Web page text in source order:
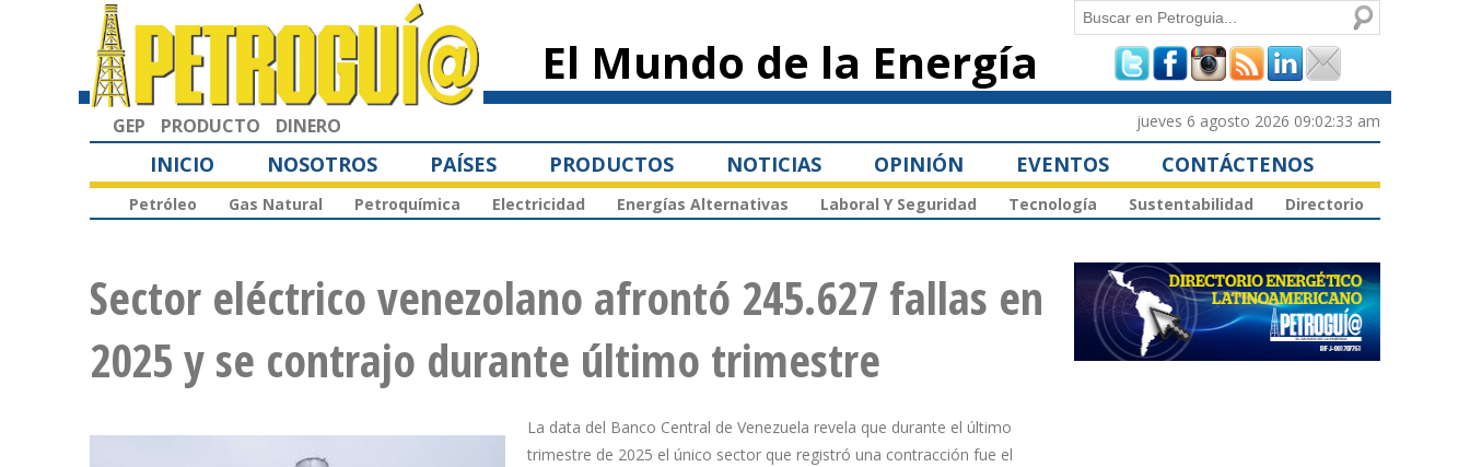
principal
El Mundo de la Energía
Formulario de
búsqueda
Buscar
GEP PRODUCTO DINERO jueves 6 agosto 2026 09:02:33 am
INICIO NOSOTROS PAÍSES PRODUCTOS NOTICIAS OPINIÓN EVENTOS CONTÁCTENOS
Petróleo Gas Natural Petroquímica Electricidad Energías Alternativas Laboral Y Seguridad Tecnología Sustentabilidad Directorio
Sector eléctrico venezolano afrontó 245.627 fallas en
2025 y se contrajo durante último trimestre
La data del Banco Central de Venezuela revela que durante el último
trimestre de 2025 el único sector que registró una contracción fue el